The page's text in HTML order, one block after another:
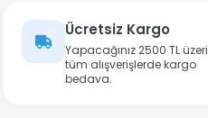
Ücretsiz Kargo
Yapacağınız 2500 TL üzeri
tüm alışverişlerde kargo
bedava.